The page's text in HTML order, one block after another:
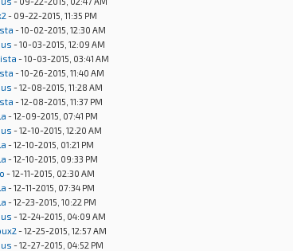
- 09-22-2015, 11:35 PM
- 10-02-2015, 12:30 AM
- 10-03-2015, 12:09 AM
- 10-03-2015, 03:41 AM
- 10-26-2015, 11:40 AM
- 12-08-2015, 11:28 AM
- 12-08-2015, 11:37 PM
- 12-09-2015, 07:41 PM
- 12-10-2015, 12:20 AM
- 12-10-2015, 01:21 PM
- 12-10-2015, 09:33 PM
- 12-11-2015, 02:30 AM
- 12-11-2015, 07:34 PM
- 12-23-2015, 10:22 PM
- 12-24-2015, 04:09 AM
- 12-25-2015, 12:57 AM
- 12-27-2015, 04:52 PM